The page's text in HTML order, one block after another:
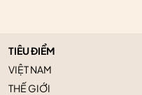
TIÊU ĐIỂM
VIỆT NAM
THẾ GIỚI